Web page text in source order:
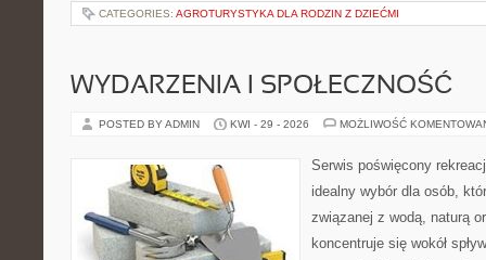
CATEGORIES: AGROTURYSTYKA DLA RODZIN Z DZIEĆMI
WYDARZENIA I SPOŁECZNOŚĆ
POSTED BY ADMIN KWI - 29 - 2026 MOŻLIWOŚĆ
Serwis poświęcony
idealny wybór dla osób,
związanej z wodą, naturą
koncentruje się wokół